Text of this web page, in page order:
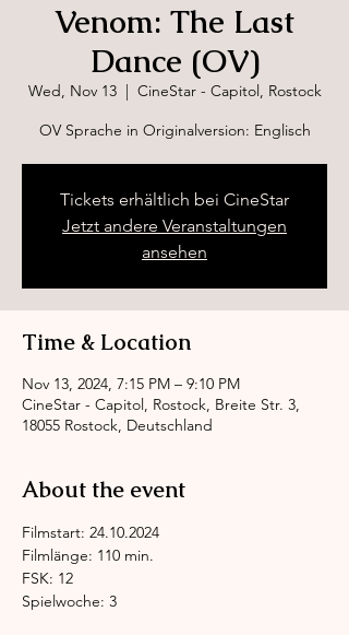
Venom: The Last
Dance (OV)
Wed, Nov 13
  |
CineStar - Capitol, Rostock
OV Sprache in Originalversion: Englisch
Tickets erhältlich bei CineStar
Jetzt andere Veranstaltungen
ansehen
Time & Location
Nov 13, 2024, 7:15 PM – 9:10 PM
CineStar - Capitol, Rostock, Breite Str. 3,
18055 Rostock, Deutschland
About the event
Filmstart: 24.10.2024
Filmlänge: 110 min.
FSK: 12
Spielwoche: 3